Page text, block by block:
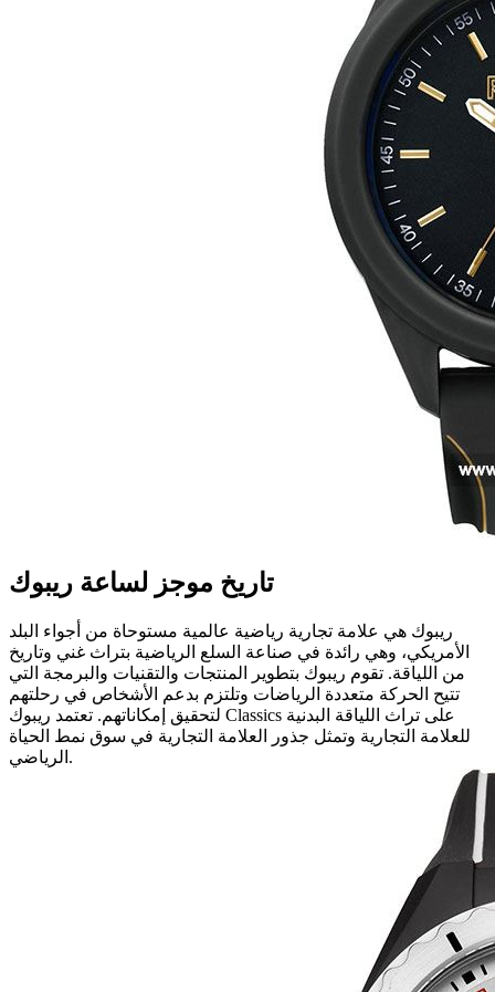
تاريخ موجز لساعة ريبوك
ريبوك هي علامة تجارية رياضية عالمية مستوحاة من أجواء البلد
الأمريكي، وهي رائدة في صناعة السلع الرياضية بتراث غني وتاريخ
من اللياقة. تقوم ريبوك بتطوير المنتجات والتقنيات والبرمجة التي
تتيح الحركة متعددة الرياضات وتلتزم بدعم الأشخاص في رحلتهم
لتحقيق إمكاناتهم. تعتمد ريبوك Classics على تراث اللياقة البدنية
للعلامة التجارية وتمثل جذور العلامة التجارية في سوق نمط الحياة
الرياضي.